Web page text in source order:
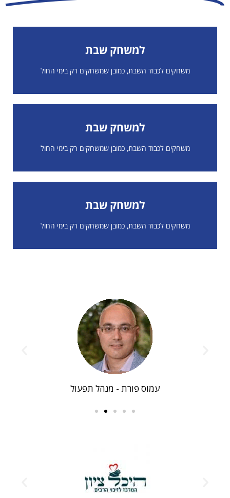
למשחק שבת
משחקים לכבוד השבת, כמובן שמשחקים רק בימי החול
לחצו כאן
למשחק שבת
משחקים לכבוד השבת, כמובן שמשחקים רק בימי החול
לחצו כאן
למשחק שבת
משחקים לכבוד השבת, כמובן שמשחקים רק בימי החול
לחצו כאן
עמוס פורת - מנהל תפעול